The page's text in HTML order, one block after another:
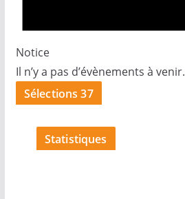
Notice
Il n’y a pas d’évènements à venir.
Sélections 37
Statistiques